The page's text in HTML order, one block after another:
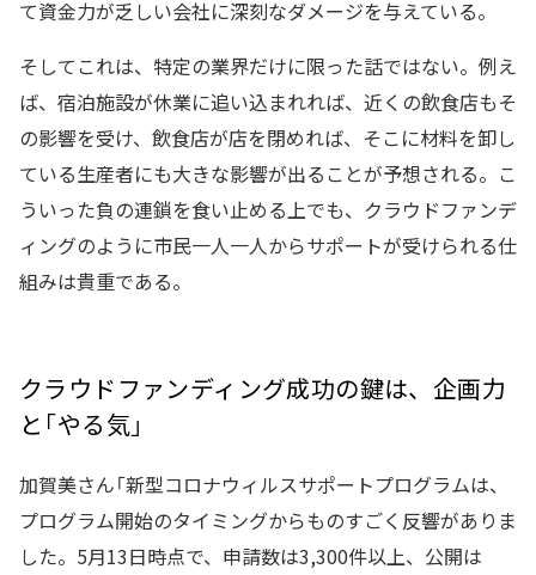
て資金力が乏しい会社に深刻なダメージを与えている。
そしてこれは、特定の業界だけに限った話ではない。例え
ば、宿泊施設が休業に追い込まれれば、近くの飲食店もそ
の影響を受け、飲食店が店を閉めれば、そこに材料を卸し
ている生産者にも大きな影響が出ることが予想される。こ
ういった負の連鎖を食い止める上でも、クラウドファンデ
ィングのように市民一人一人からサポートが受けられる仕
組みは貴重である。
クラウドファンディング成功の鍵は、企画力
と「やる気」
加賀美さん「新型コロナウィルスサポートプログラムは、
プログラム開始のタイミングからものすごく反響がありま
した。5月13日時点で、申請数は3,300件以上、公開は